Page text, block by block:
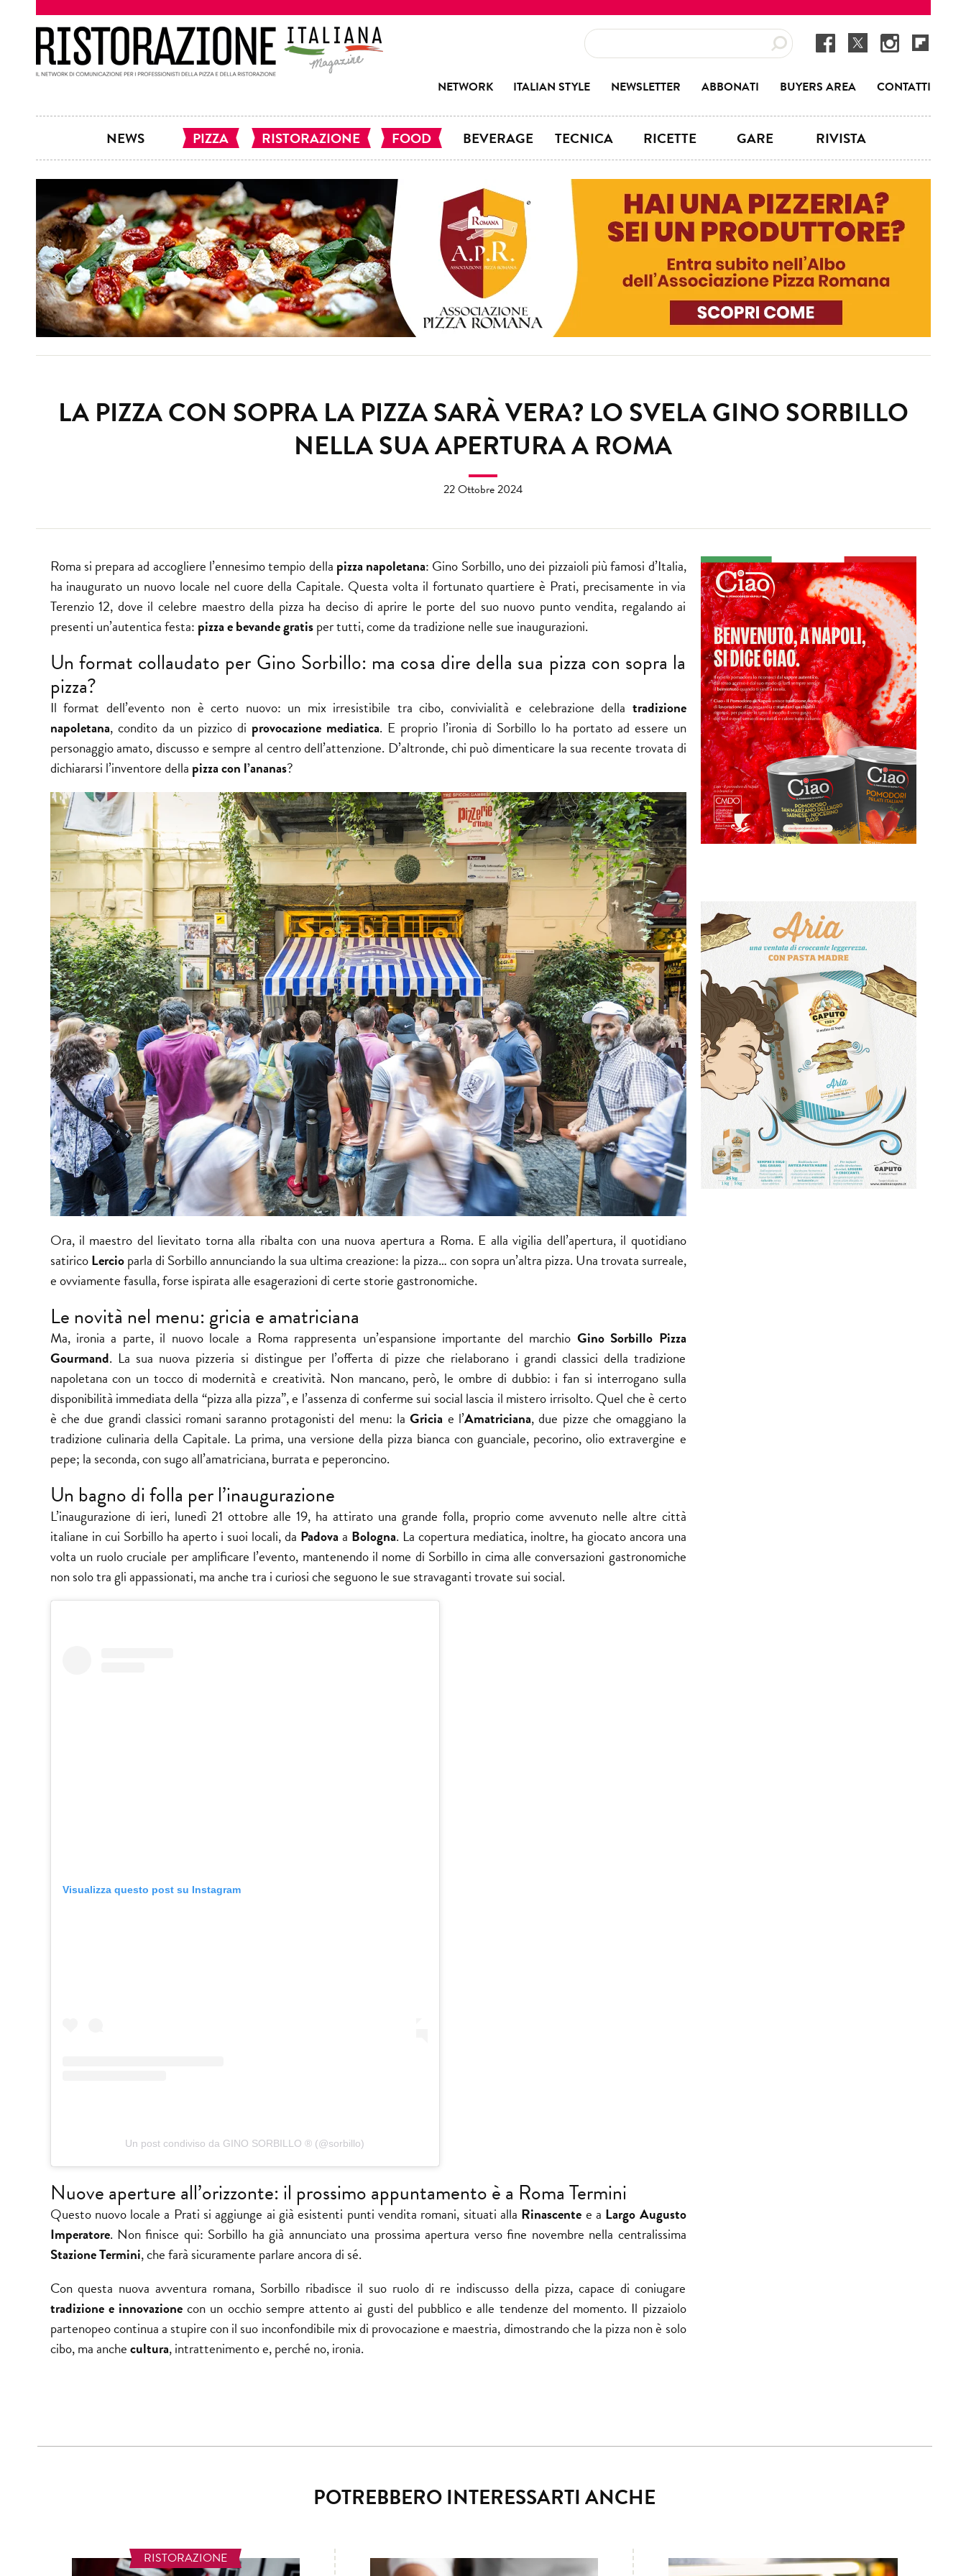
NETWORK ITALIAN STYLE NEWSLETTER ABBONATI BUYERS AREA CONTATTI
NEWS PIZZA RISTORAZIONE FOOD BEVERAGE TECNICA RICETTE GARE RIVISTA
LA PIZZA CON SOPRA LA PIZZA SARÀ VERA? LO SVELA GINO SORBILLO
NELLA SUA APERTURA A ROMA
22 Ottobre 2024
Roma si prepara ad accogliere l’ennesimo tempio della pizza napoletana: Gino Sorbillo, uno dei pizzaioli più famosi d’Italia,
ha inaugurato un nuovo locale nel cuore della Capitale. Questa volta il fortunato quartiere è Prati, precisamente in via
Terenzio 12, dove il celebre maestro della pizza ha deciso di aprire le porte del suo nuovo punto vendita, regalando ai
presenti un’autentica festa: pizza e bevande gratisper tutti, come da tradizione nelle sue inaugurazioni.
Un format collaudato per Gino Sorbillo: ma cosa dire della sua pizza con sopra la
pizza?
Il format dell’evento non è certo nuovo: un mix irresistibile tra cibo, convivialità e celebrazione della tradizione
napoletana, condito da un pizzico di provocazione mediatica. E proprio l’ironia di Sorbillo lo ha portato ad essere un
personaggio amato, discusso e sempre al centro dell’attenzione. D’altronde, chi può dimenticare la sua recente trovata di
dichiararsi l’inventore della pizza con l’ananas?
Ora, il maestro del lievitato torna alla ribalta con una nuova apertura a Roma. E alla vigilia dell’apertura, il quotidiano
satiricoLercioparla di Sorbillo annunciando la sua ultima creazione: la pizza… con sopra un’altra pizza. Una trovata surreale,
e ovviamente fasulla, forse ispirata alle esagerazioni di certe storie gastronomiche.
Le novità nel menu: gricia e amatriciana
Ma, ironia a parte, il nuovo locale a Roma rappresenta un’espansione importante del marchio Gino Sorbillo Pizza
Gourmand. La sua nuova pizzeria si distingue per l’offerta di pizze che rielaborano i grandi classici della tradizione
napoletana con un tocco di modernità e creatività. Non mancano, però, le ombre di dubbio: i fan si interrogano sulla
disponibilità immediata della “pizza alla pizza”, e l’assenza di conferme sui social lascia il mistero irrisolto. Quel che è certo
è che due grandi classici romani saranno protagonisti del menu: laGricia e l’Amatriciana, due pizze che omaggiano la
tradizione culinaria della Capitale. La prima, una versione della pizza bianca con guanciale, pecorino, olio extravergine e
pepe; la seconda, con sugo all’amatriciana, burrata e peperoncino.
Un bagno di folla per l’inaugurazione
L’inaugurazione di ieri, lunedì 21 ottobre alle 19, ha attirato una grande folla, proprio come avvenuto nelle altre città
italiane in cui Sorbillo ha aperto i suoi locali, da Padova a Bologna. La copertura mediatica, inoltre, ha giocato ancora una
volta un ruolo cruciale per amplificare l’evento, mantenendo il nome di Sorbillo in cima alle conversazioni gastronomiche
non solo tra gli appassionati, ma anche tra i curiosi che seguono le sue stravaganti trovate sui social.
Visualizza questo post su Instagram
Un post condiviso da GINO SORBILLO ®️ (@sorbillo)
Nuove aperture all’orizzonte: il prossimo appuntamento è a Roma Termini
Questo nuovo locale a Prati si aggiunge ai già esistenti punti vendita romani, situati alla Rinascente e a Largo Augusto
Imperatore. Non finisce qui: Sorbillo ha già annunciato una prossima apertura verso fine novembre nella centralissima
Stazione Termini, che farà sicuramente parlare ancora di sé.
Con questa nuova avventura romana, Sorbillo ribadisce il suo ruolo di re indiscusso della pizza, capace di coniugare
tradizione e innovazionecon un occhio sempre attento ai gusti del pubblico e alle tendenze del momento. Il pizzaiolo
partenopeo continua a stupire con il suo inconfondibile mix di provocazione e maestria, dimostrando che la pizza non è solo
cibo, ma anchecultura, intrattenimento e, perché no, ironia.
POTREBBERO INTERESSARTI ANCHE
RISTORAZIONE